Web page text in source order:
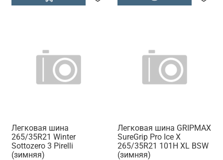
Легковая шина
265/35R21 Winter
Sottozero 3 Pirelli
(зимняя)
Легковая шина GRIPMAX
SureGrip Pro Ice X
265/35R21 101H XL BSW
(зимняя)